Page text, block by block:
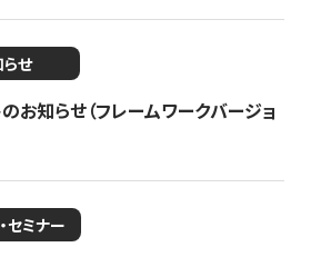
せ
お知らせ（フレームワークバージョ
セミナー